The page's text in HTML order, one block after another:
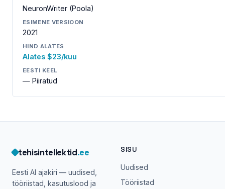
NeuronWriter (Poola)
ESIMENE VERSIOON
2021
HIND ALATES
Alates $23/kuu
EESTI KEEL
— Piiratud
tehisintellektid.ee
Eesti AI ajakiri — uudised,
tööriistad, kasutuslood ja
SISU
Uudised
Tööriistad